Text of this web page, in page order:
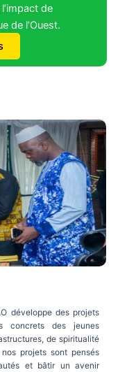
de
de l’Ouest.
développe des projets
concrets des jeunes
de spiritualité
projets sont pensés
et bâtir un avenir